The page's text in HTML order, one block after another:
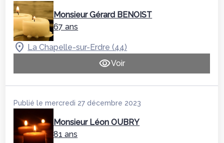
Monsieur Gérard BENOIST
67 ans
La Chapelle-sur-Erdre (44)
Voir
Publié le mercredi 27 décembre 2023
Monsieur Léon OUBRY
81 ans